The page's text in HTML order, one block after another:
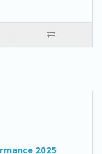
2025